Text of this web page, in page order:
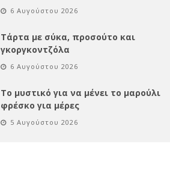
6 Αυγούστου 2026
Τάρτα με σύκα, προσούτο και
γκοργκοντζόλα
6 Αυγούστου 2026
Το μυστικό για να μένει το μαρούλι
φρέσκο για μέρες
5 Αυγούστου 2026